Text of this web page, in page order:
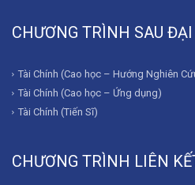
CHƯƠNG TRÌNH SAU
Tài Chính (Cao học – Hướng Nghiên
Tài Chính (Cao học – Ứng dụng)
Tài Chính (Tiến Sĩ)
CHƯƠNG TRÌNH LIÊN